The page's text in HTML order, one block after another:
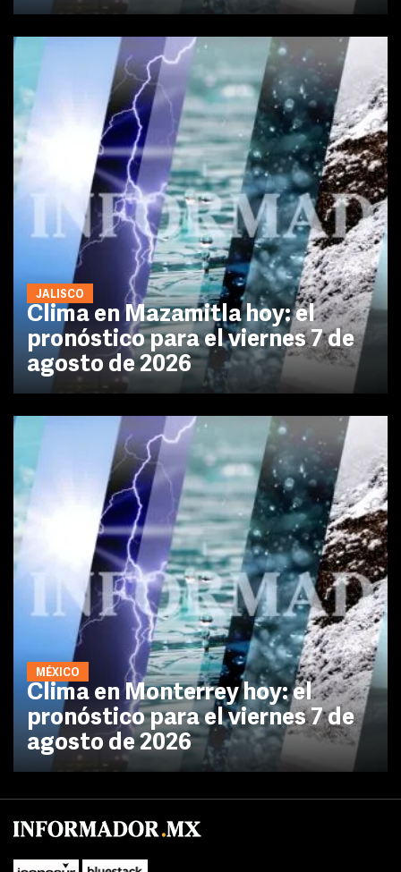
JALISCO
Clima en Mazamitla hoy: el
pronóstico para el viernes 7 de
agosto de 2026
MÉXICO
Clima en Monterrey hoy: el
pronóstico para el viernes 7 de
agosto de 2026